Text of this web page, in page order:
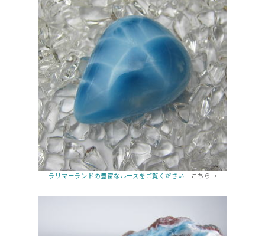
ラリマーランドの豊富なルースをご覧ください こちら→